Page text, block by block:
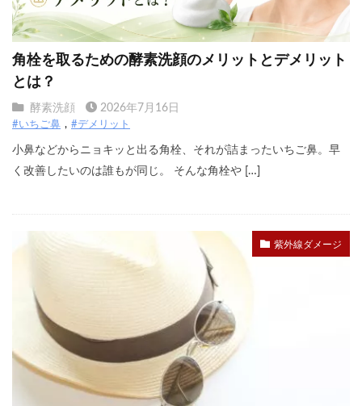
角栓を取るための酵素洗顔のメリットとデメリット
とは？
酵素洗顔 2026年7月16日
#いちご鼻 #デメリット
小鼻などからニョキッと出る角栓、それが詰まったいちご鼻。早
く改善したいのは誰もが同じ。 そんな角栓や […]
紫外線ダメージ